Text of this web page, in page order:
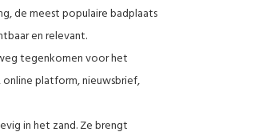
de meest populaire badplaats
en relevant.
tegenkomen voor het
platform, nieuwsbrief,
in het zand. Ze brengt